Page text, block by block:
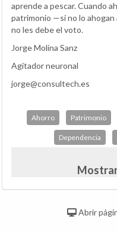
aprende a pescar. Cuando
patrimonio —si no lo
no les debe el voto.
Jorge Molina Sanz
Agitador neuronal
jorge@consultech.es
Ahorro Patrimonio
Dependencia
Abrir